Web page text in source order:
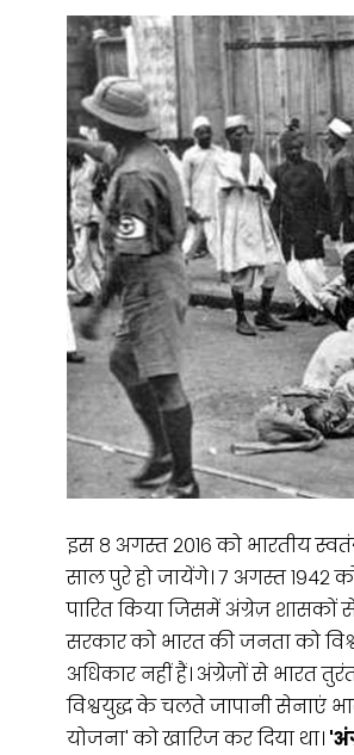
इस ८ अगस्त २०१६ को भारतीय
साल पुरे हो जायेंगे। ७ अगस्त १९४२
पारित किया जिसमें अंग्रेज़ शासकों
सरकार को भारत की जनता को
अधिकार नहीं हैं। अंग्रेज़ों से भारत
विश्वयुद्ध के चलते जापानी सेनाएं
योजना' को खारिज कर दिया था।